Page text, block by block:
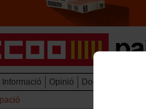
Informació Opinió Documentació